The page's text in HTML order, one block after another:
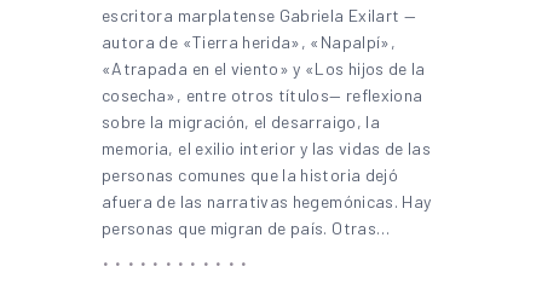
escritora marplatense Gabriela Exilart —
autora de «Tierra herida», «Napalpí»,
«Atrapada en el viento» y «Los hijos de la
cosecha», entre otros títulos— reflexiona
sobre la migración, el desarraigo, la
memoria, el exilio interior y las vidas de las
personas comunes que la historia dejó
afuera de las narrativas hegemónicas. Hay
personas que migran de país. Otras…